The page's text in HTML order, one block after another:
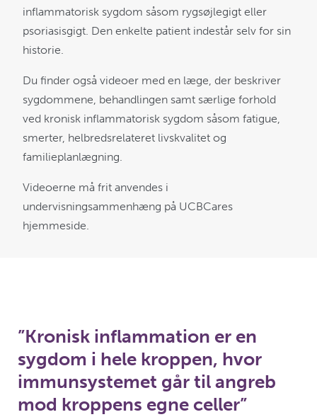
inflammatorisk sygdom såsom rygsøjlegigt eller
psoriasisgigt. Den enkelte patient indestår selv for sin
historie.
Du finder også videoer med en læge, der beskriver
sygdommene, behandlingen samt særlige forhold
ved kronisk inflammatorisk sygdom såsom fatigue,
smerter, helbredsrelateret livskvalitet og
familieplanlægning.
Videoerne må frit anvendes i
undervisningsammenhæng på UCBCares
hjemmeside.
”Kronisk inflammation er en
sygdom i hele kroppen, hvor
immunsystemet går til angreb
mod kroppens egne celler”